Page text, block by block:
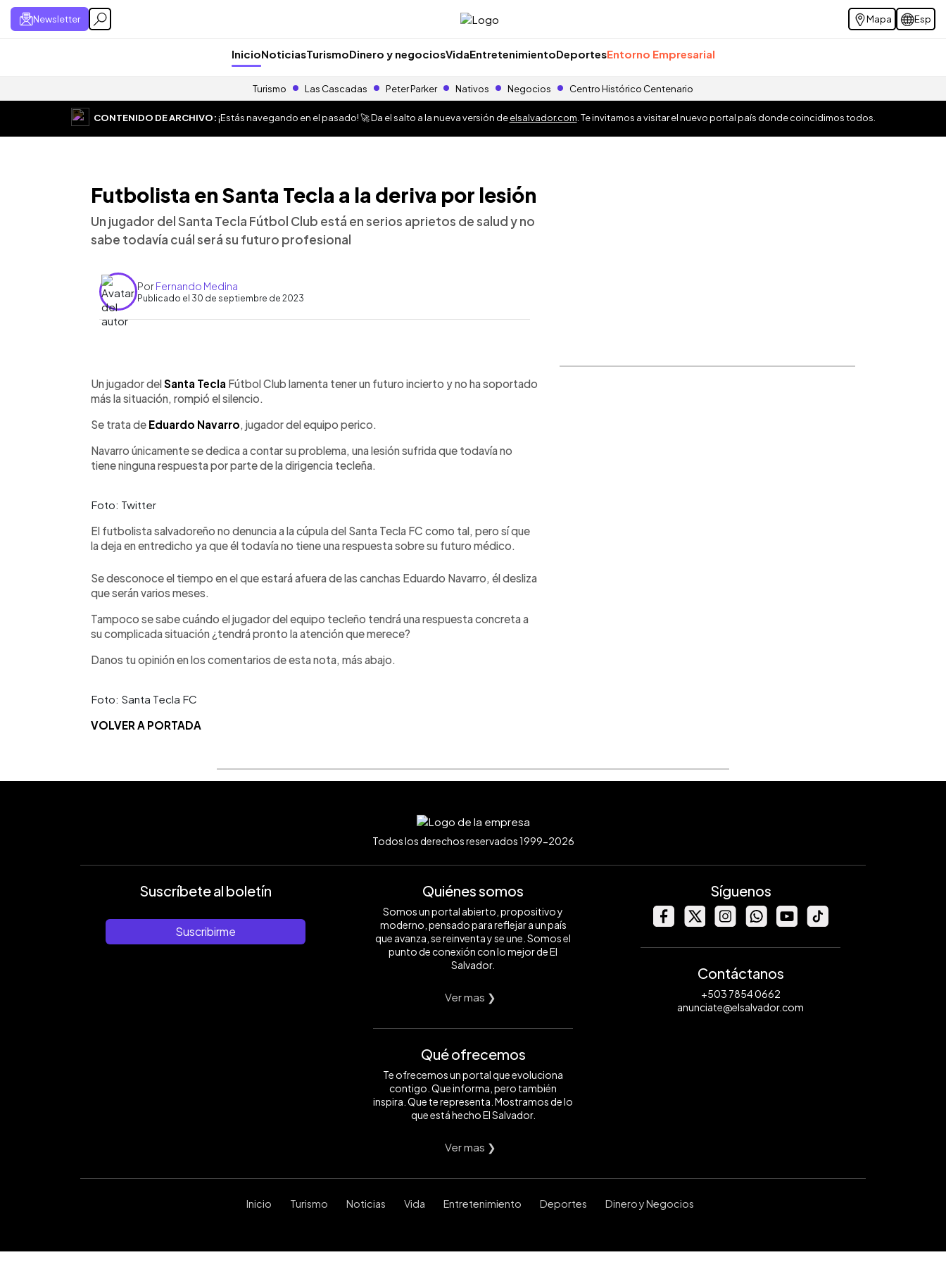
Newsletter Mapa Esp
InicioNoticiasTurismoDinero y negociosVidaEntretenimientoDeportesEntorno Empresarial
Turismo Las Cascadas Peter Parker Nativos Negocios Centro Histórico Centenario
CONTENIDO DE ARCHIVO:¡Estás navegando en el pasado! 🚀 Da el salto a la nueva versión deelsalvador.com . Te invitamos a visitar el nuevo portal país donde coincidimos todos.
Futbolista en Santa Tecla a la deriva por lesión
Un jugador del Santa Tecla Fútbol Club está en serios aprietos de salud y no
sabe todavía cuál será su futuro profesional
PorFernando Medina
Publicado el 30 de septiembre de 2023
Escuchar artículo
Un jugador delSanta Tecla Fútbol Club lamenta tener un futuro incierto y no ha soportado
más la situación, rompió el silencio.
Se trata de Eduardo Navarro, jugador del equipo perico.
Navarro únicamente se dedica a contar su problema, una lesión sufrida que todavía no
tiene ninguna respuesta por parte de la dirigencia tecleña.
Foto: Twitter
El futbolista salvadoreño no denuncia a la cúpula del Santa Tecla FC como tal, pero sí que
la deja en entredicho ya que él todavía no tiene una respuesta sobre su futuro médico.
Se desconoce el tiempo en el que estará afuera de las canchas Eduardo Navarro, él desliza
que serán varios meses.
Tampoco se sabe cuándo el jugador del equipo tecleño tendrá una respuesta concreta a
su complicada situación ¿tendrá pronto la atención que merece?
Danos tu opinión en los comentarios de esta nota, más abajo.
Foto: Santa Tecla FC
VOLVER A PORTADA
Todos los derechos reservados 1999-2026
Suscríbete al boletín
Suscribirme
Quiénes somos
Somos un portal abierto, propositivo y
moderno, pensado para reflejar a un país
que avanza, se reinventa y se une. Somos el
punto de conexión con lo mejor de El
Salvador.
Ver mas ❯
Qué ofrecemos
Te ofrecemos un portal que evoluciona
contigo. Que informa, pero también
inspira. Que te representa. Mostramos de lo
que está hecho El Salvador.
Ver mas ❯
Síguenos
Contáctanos
+503 7854 0662
anunciate@elsalvador.com
Inicio Turismo Noticias Vida Entretenimiento Deportes Dinero y Negocios